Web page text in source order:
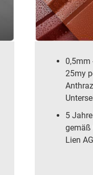
0,5mm
25my
5
gemäß
Lien AG